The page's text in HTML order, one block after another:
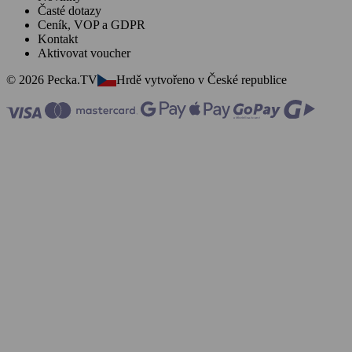
Časté dotazy
Ceník, VOP a GDPR
Kontakt
Aktivovat voucher
© 2026 Pecka.TV
Hrdě vytvořeno v České republice